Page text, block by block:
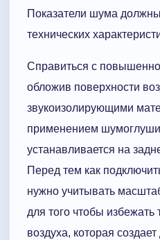
Показатели шума
технических
Справиться с
обложив поверхности
звукоизолирующими
применением
устанавливается на
Перед тем как
нужно учитывать
для того чтобы избежать
воздуха, которая